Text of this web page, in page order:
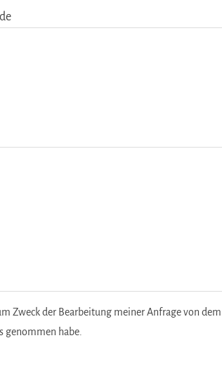
Zweck der Bearbeitung meiner Anfrage von
genommen habe.